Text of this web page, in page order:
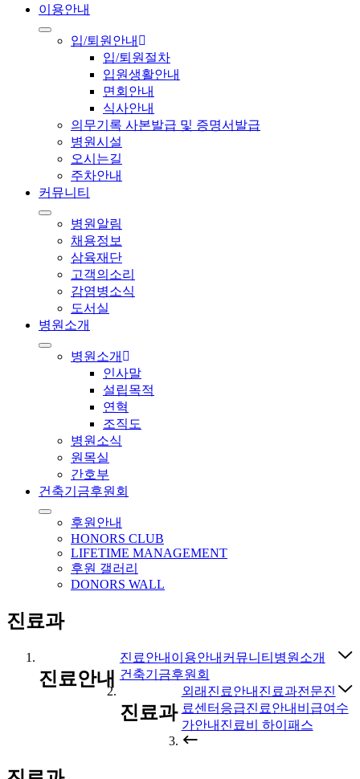
이용안내
입/퇴원안내
입/퇴원절차
입원생활안내
면회안내
식사안내
의무기록 사본발급 및 증명서발급
병원시설
오시는길
주차안내
커뮤니티
병원알림
채용정보
삼육재단
고객의소리
감염병소식
도서실
병원소개
병원소개
인사말
설립목적
연혁
조직도
병원소식
원목실
간호부
건축기금후원회
후원안내
HONORS CLUB
LIFETIME MANAGEMENT
후원 갤러리
DONORS WALL
진료과
진료안내
진료안내 이용안내 커뮤니티 병원소개
건축기금후원회
진료과
외래진료안내 진료과전문진
료센터 응급진료안내 비급여수
가안내 진료비 하이패스